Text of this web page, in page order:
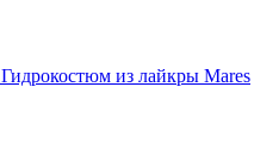
Гидрокостюм из лайкры Mares